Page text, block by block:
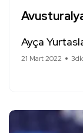
Ayça
21 Mart 2022